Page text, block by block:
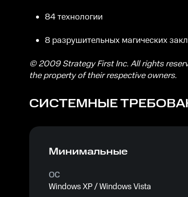
84 технологии
8 разрушительных магических
© 2009 Strategy First Inc. All rights
the property of their respective owners.
СИСТЕМНЫЕ
Минимальные
ОС
Windows XP / Windows Vista